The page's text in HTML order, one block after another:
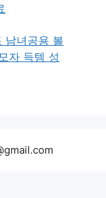
남녀공용 볼
자 득템 성